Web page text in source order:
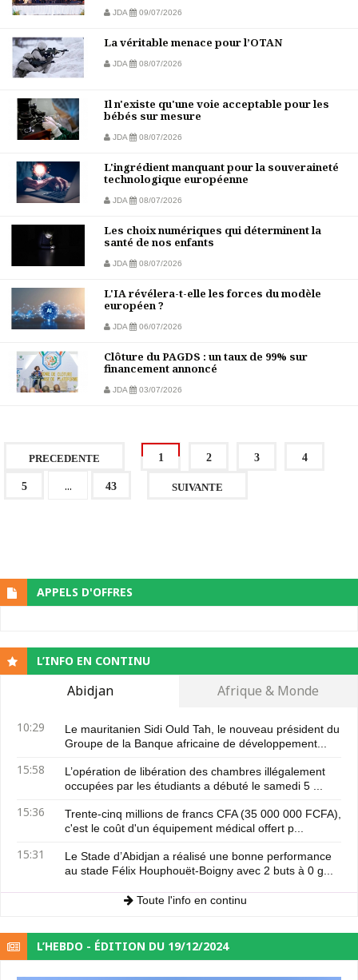
JDA 09/07/2026
La véritable menace pour l’OTAN
JDA 08/07/2026
Il n'existe qu'une voie acceptable pour les
bébés sur mesure
JDA 08/07/2026
L'ingrédient manquant pour la souveraineté
technologique européenne
JDA 08/07/2026
Les choix numériques qui déterminent la
santé de nos enfants
JDA 08/07/2026
L'IA révélera-t-elle les forces du modèle
européen ?
JDA 06/07/2026
Clôture du PAGDS : un taux de 99% sur
financement annoncé
JDA 03/07/2026
PRECEDENTE 1 2 3 4
5 ... 43 SUIVANTE
APPELS D'OFFRES
L’INFO EN CONTINU
Abidjan Afrique & Monde
10:29
Le mauritanien Sidi Ould Tah, le nouveau président du
Groupe de la Banque africaine de développement...
15:58
L’opération de libération des chambres illégalement
occupées par les étudiants a débuté le samedi 5 ...
15:36
Trente-cinq millions de francs CFA (35 000 000 FCFA),
c'est le coût d'un équipement médical offert p...
15:31
Le Stade d’Abidjan a réalisé une bonne performance
au stade Félix Houphouët-Boigny avec 2 buts à 0 g...
Toute l'info en continu
L’HEBDO - ÉDITION DU 19/12/2024